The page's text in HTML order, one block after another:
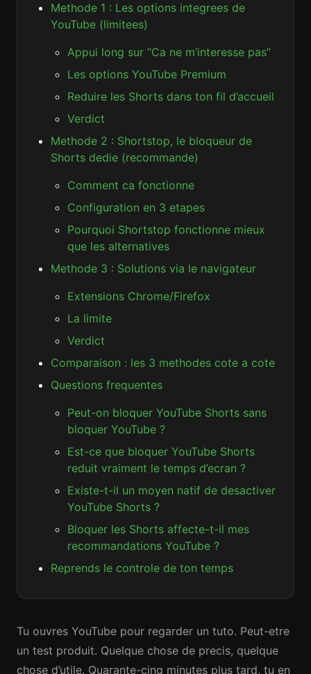
Methode 1 : Les options integrees de
YouTube (limitees)
Appui long sur “Ca ne m’interesse pas”
Les options YouTube Premium
Reduire les Shorts dans ton fil d’accueil
Verdict
Methode 2 : Shortstop, le bloqueur de
Shorts dedie (recommande)
Comment ca fonctionne
Configuration en 3 etapes
Pourquoi Shortstop fonctionne mieux
que les alternatives
Methode 3 : Solutions via le navigateur
Extensions Chrome/Firefox
La limite
Verdict
Comparaison : les 3 methodes cote a cote
Questions frequentes
Peut-on bloquer YouTube Shorts sans
bloquer YouTube ?
Est-ce que bloquer YouTube Shorts
reduit vraiment le temps d’ecran ?
Existe-t-il un moyen natif de desactiver
YouTube Shorts ?
Bloquer les Shorts affecte-t-il mes
recommandations YouTube ?
Reprends le controle de ton temps
Tu ouvres YouTube pour regarder un tuto. Peut-etre
un test produit. Quelque chose de precis, quelque
chose d’utile. Quarante-cinq minutes plus tard, tu en